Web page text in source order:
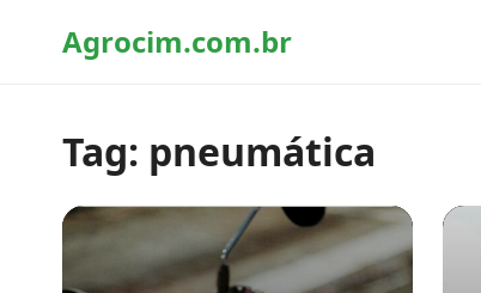
Agrocim.com.br
Tag: pneumática